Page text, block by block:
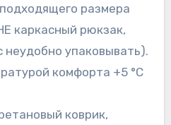
размера
каркасный рюкзак,
неудобно упаковывать).
комфорта +5 °C
коврик,